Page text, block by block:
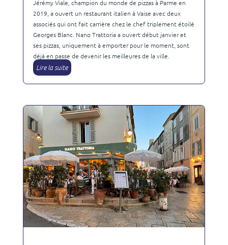
Jérémy Viale, champion du monde de pizzas à Parme en
2019, a ouvert un restaurant italien à Vaise avec deux
associés qui ont fait carrière chez le chef triplement étoilé
Georges Blanc. Nano Trattoria a ouvert début janvier et
ses pizzas, uniquement à emporter pour le moment, sont
déjà en passe de devenir les meilleures de la ville.
Lire la suite